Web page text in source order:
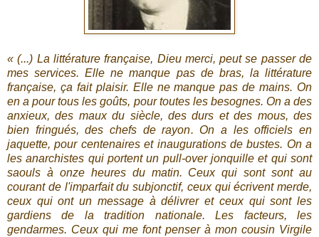
« (...) La littérature française, Dieu merci, peut se passer de
mes services. Elle ne manque pas de bras, la littérature
française, ça fait plaisir. Elle ne manque pas de mains. On
en a pour tous les goûts, pour toutes les besognes. On a des
anxieux, des maux du siècle, des durs et des mous, des
bien fringués, des chefs de rayon. On a les officiels en
jaquette, pour centenaires et inaugurations de bustes. On a
les anarchistes qui portent un pull-over jonquille et qui sont
saouls à onze heures du matin. Ceux qui sont sont au
courant de l'imparfait du subjonctif, ceux qui écrivent merde,
ceux qui ont un message à délivrer et ceux qui sont les
gardiens de la tradition nationale. Les facteurs, les
gendarmes. Ceux qui me font penser à mon cousin Virgile